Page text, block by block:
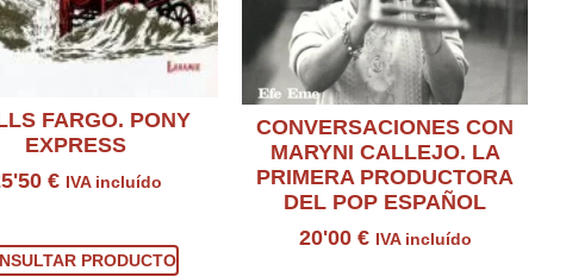
FARGO. PONY
EXPRESS
€ IVA incluído
PRODUCTO
CONVERSACIONES CON
MARYNI CALLEJO. LA
PRIMERA PRODUCTORA
DEL POP ESPAÑOL
20'00 € IVA incluído